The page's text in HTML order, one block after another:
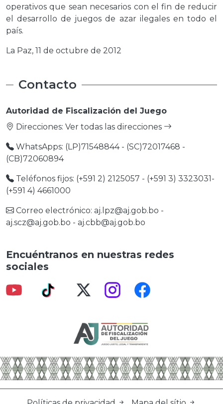
operativos que sean necesarios con el fin de reducir
el desarrollo de juegos de azar ilegales en todo el
país.
La Paz, 11 de octubre de 2012
Contacto
Autoridad de Fiscalización del Juego
Direcciones: Ver todas las direcciones
WhatsApps: (LP)71548844 - (SC)72017468 -
(CB)72060894
Teléfonos fijos: (+591 2) 2125057 - (+591 3) 3323031-
(+591 4) 4661000
Correo electrónico: aj.lpz@aj.gob.bo -
aj.scz@aj.gob.bo - aj.cbb@aj.gob.bo
Encuéntranos en nuestras redes
sociales